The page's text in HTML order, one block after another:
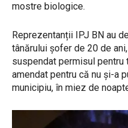
mostre biologice.
Reprezentanții IPJ BN au
tânărului șofer de 20 de
suspendat permisul
amendat pentru că nu și-a
municipiu, în miez de